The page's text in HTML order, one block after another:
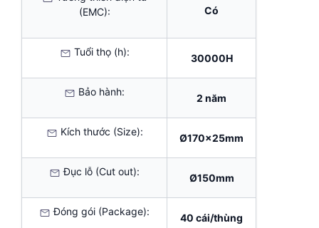
(EMC):
Có
Tuổi thọ (h):
30000H
Bảo hành:
2 năm
Kích thước (Size):
Ø170x25mm
Đục lỗ (Cut out):
Ø150mm
Đóng gói (Package):
40 cái/thùng